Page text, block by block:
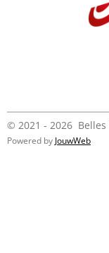
© 2021 - 2026 Belles
Powered by JouwWeb